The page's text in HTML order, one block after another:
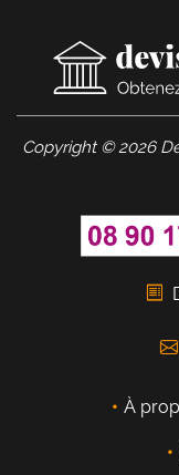
Copyright © 2026
À